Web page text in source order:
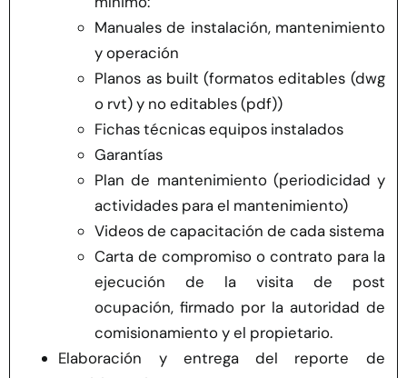
Manuales de instalación, mantenimiento
y operación
Planos as built (formatos editables (dwg
o rvt) y no editables (pdf))
Fichas técnicas equipos instalados
Garantías
Plan de mantenimiento (periodicidad y
actividades para el mantenimiento)
Videos de capacitación de cada sistema
Carta de compromiso o contrato para la
ejecución de la visita de post
ocupación, firmado por la autoridad de
comisionamiento y el propietario.
Elaboración y entrega del reporte de